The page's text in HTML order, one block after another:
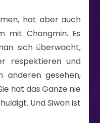
hat aber auch
mit Changmin. Es
sich überwacht,
respektieren und
gesehen,
hat das Ganze nie
Und Siwon ist